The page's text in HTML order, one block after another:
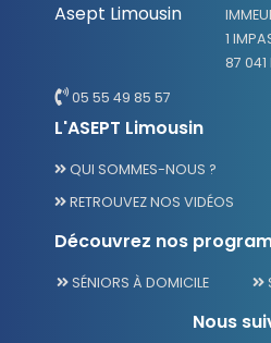
Asept Limousin
1
87 041
05 55 49 85 57
L'ASEPT Limousin
QUI SOMMES-NOUS ?
RETROUVEZ NOS VIDÉOS
Découvrez nos
SÉNIORS À DOMICILE
Nous